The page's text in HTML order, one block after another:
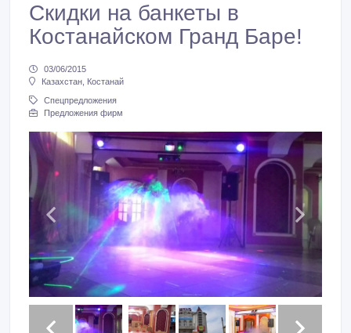
Скидки на банкеты в
Костанайском Гранд Баре!
03/06/2015
Казахстан, Костанай
Спецпредложения
Предложения фирм